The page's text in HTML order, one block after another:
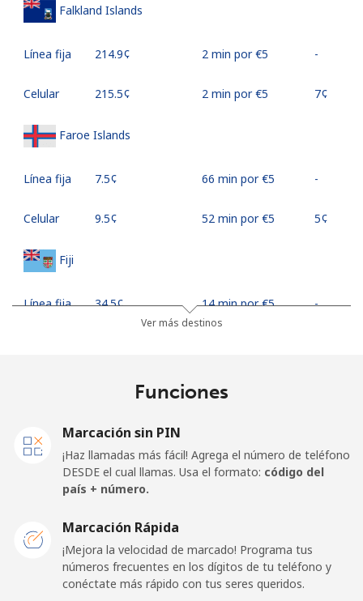
Falkland Islands
Línea fija ⁦214.9¢⁩ 2 min por ⁦€5⁩ -
Celular ⁦215.5¢⁩ 2 min por ⁦€5⁩ ⁦7¢⁩
Faroe Islands
Línea fija ⁦7.5¢⁩ 66 min por ⁦€5⁩ -
Celular ⁦9.5¢⁩ 52 min por ⁦€5⁩ ⁦5¢⁩
Fiji
Línea fija ⁦34.5¢⁩ 14 min por ⁦€5⁩ -
Línea fija ⁦34.5¢⁩
⁦33.5¢⁩ 14 min por ⁦€5⁩ ⁦10¢⁩
Línea fija ⁦1.5¢⁩ 333 min por ⁦€5⁩
⁦2.3¢⁩ 217 min por ⁦€5⁩
Ver más destinos
Funciones
Marcación sin PIN
¡Haz llamadas más fácil! Agrega el número de teléfono
DESDE el cual llamas. Usa el formato: código del
país + número.
Marcación Rápida
¡Mejora la velocidad de marcado! Programa tus
números frecuentes en los dígitos de tu teléfono y
conéctate más rápido con tus seres queridos.